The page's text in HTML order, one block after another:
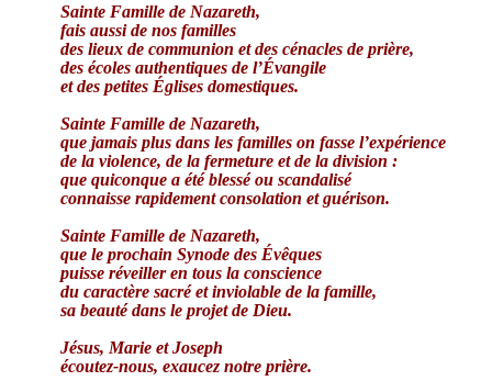
Sainte Famille de Nazareth,
fais aussi de nos familles
des lieux de communion et des cénacles de prière,
des écoles authentiques de l’Évangile
et des petites Églises domestiques.
Sainte Famille de Nazareth,
que jamais plus dans les familles on fasse l’expérience
de la violence, de la fermeture et de la division :
que quiconque a été blessé ou scandalisé
connaisse rapidement consolation et guérison.
Sainte Famille de Nazareth,
que le prochain Synode des Évêques
puisse réveiller en tous la conscience
du caractère sacré et inviolable de la famille,
sa beauté dans le projet de Dieu.
Jésus, Marie et Joseph
écoutez-nous, exaucez notre prière.